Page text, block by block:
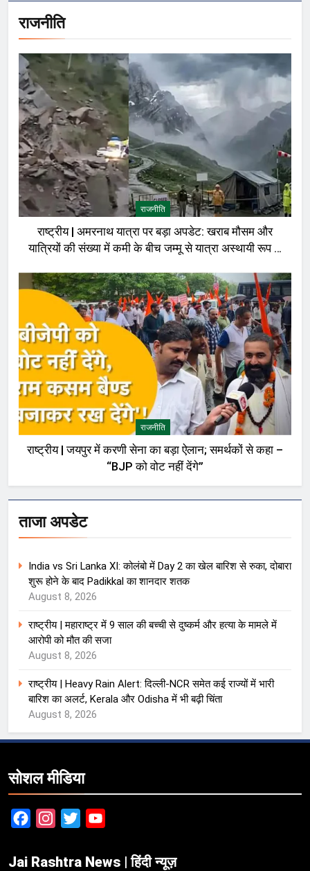
राजनीति
राजनीति
राष्ट्रीय | अमरनाथ यात्रा पर बड़ा अपडेट: खराब मौसम और
यात्रियों की संख्या में कमी के बीच जम्मू से यात्रा अस्थायी रूप से
राजनीति
राष्ट्रीय | जयपुर में करणी सेना का बड़ा ऐलान; समर्थकों से कहा –
“BJP को वोट नहीं देंगे”
ताजा अपडेट
India vs Sri Lanka XI: कोलंबो में Day 2 का खेल बारिश से रुका, दोबारा
शुरू होने के बाद Padikkal का शानदार शतक
August 8, 2026
राष्ट्रीय | महाराष्ट्र में 9 साल की बच्ची से दुष्कर्म और हत्या के मामले में
आरोपी को मौत की सजा
August 8, 2026
राष्ट्रीय | Heavy Rain Alert: दिल्ली-NCR समेत कई राज्यों में भारी
बारिश का अलर्ट, Kerala और Odisha में भी बढ़ी चिंता
August 8, 2026
सोशल मीडिया
FacebookInstagram
Twitter
Jai Rashtra News | हिंदी न्यूज़